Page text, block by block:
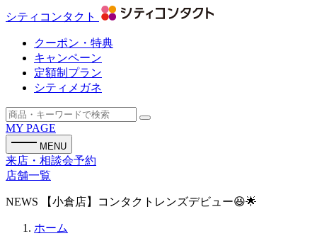
シティコンタクト
クーポン・特典
キャンペーン
定額制プラン
シティメガネ
MY PAGE
MENU
来店・相談会予約
店舗一覧
NEWS 【小倉店】コンタクトレンズデビュー😆🌟
ホーム